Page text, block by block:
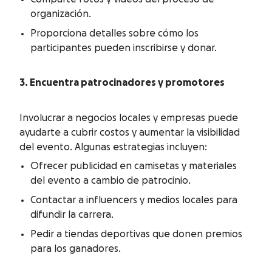
organización.
Proporciona detalles sobre cómo los
participantes pueden inscribirse y donar.
3. Encuentra patrocinadores y promotores
Involucrar a negocios locales y empresas puede
ayudarte a cubrir costos y aumentar la visibilidad
del evento. Algunas estrategias incluyen:
Ofrecer publicidad en camisetas y materiales
del evento a cambio de patrocinio.
Contactar a influencers y medios locales para
difundir la carrera.
Pedir a tiendas deportivas que donen premios
para los ganadores.